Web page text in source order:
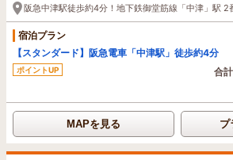
阪急中津駅徒歩約4分！地下鉄御堂筋線「中津」駅 2
宿泊プラン
【スタンダード】阪急電車「中津駅」徒歩約4分
ポイントUP 合
MAPを見る プ